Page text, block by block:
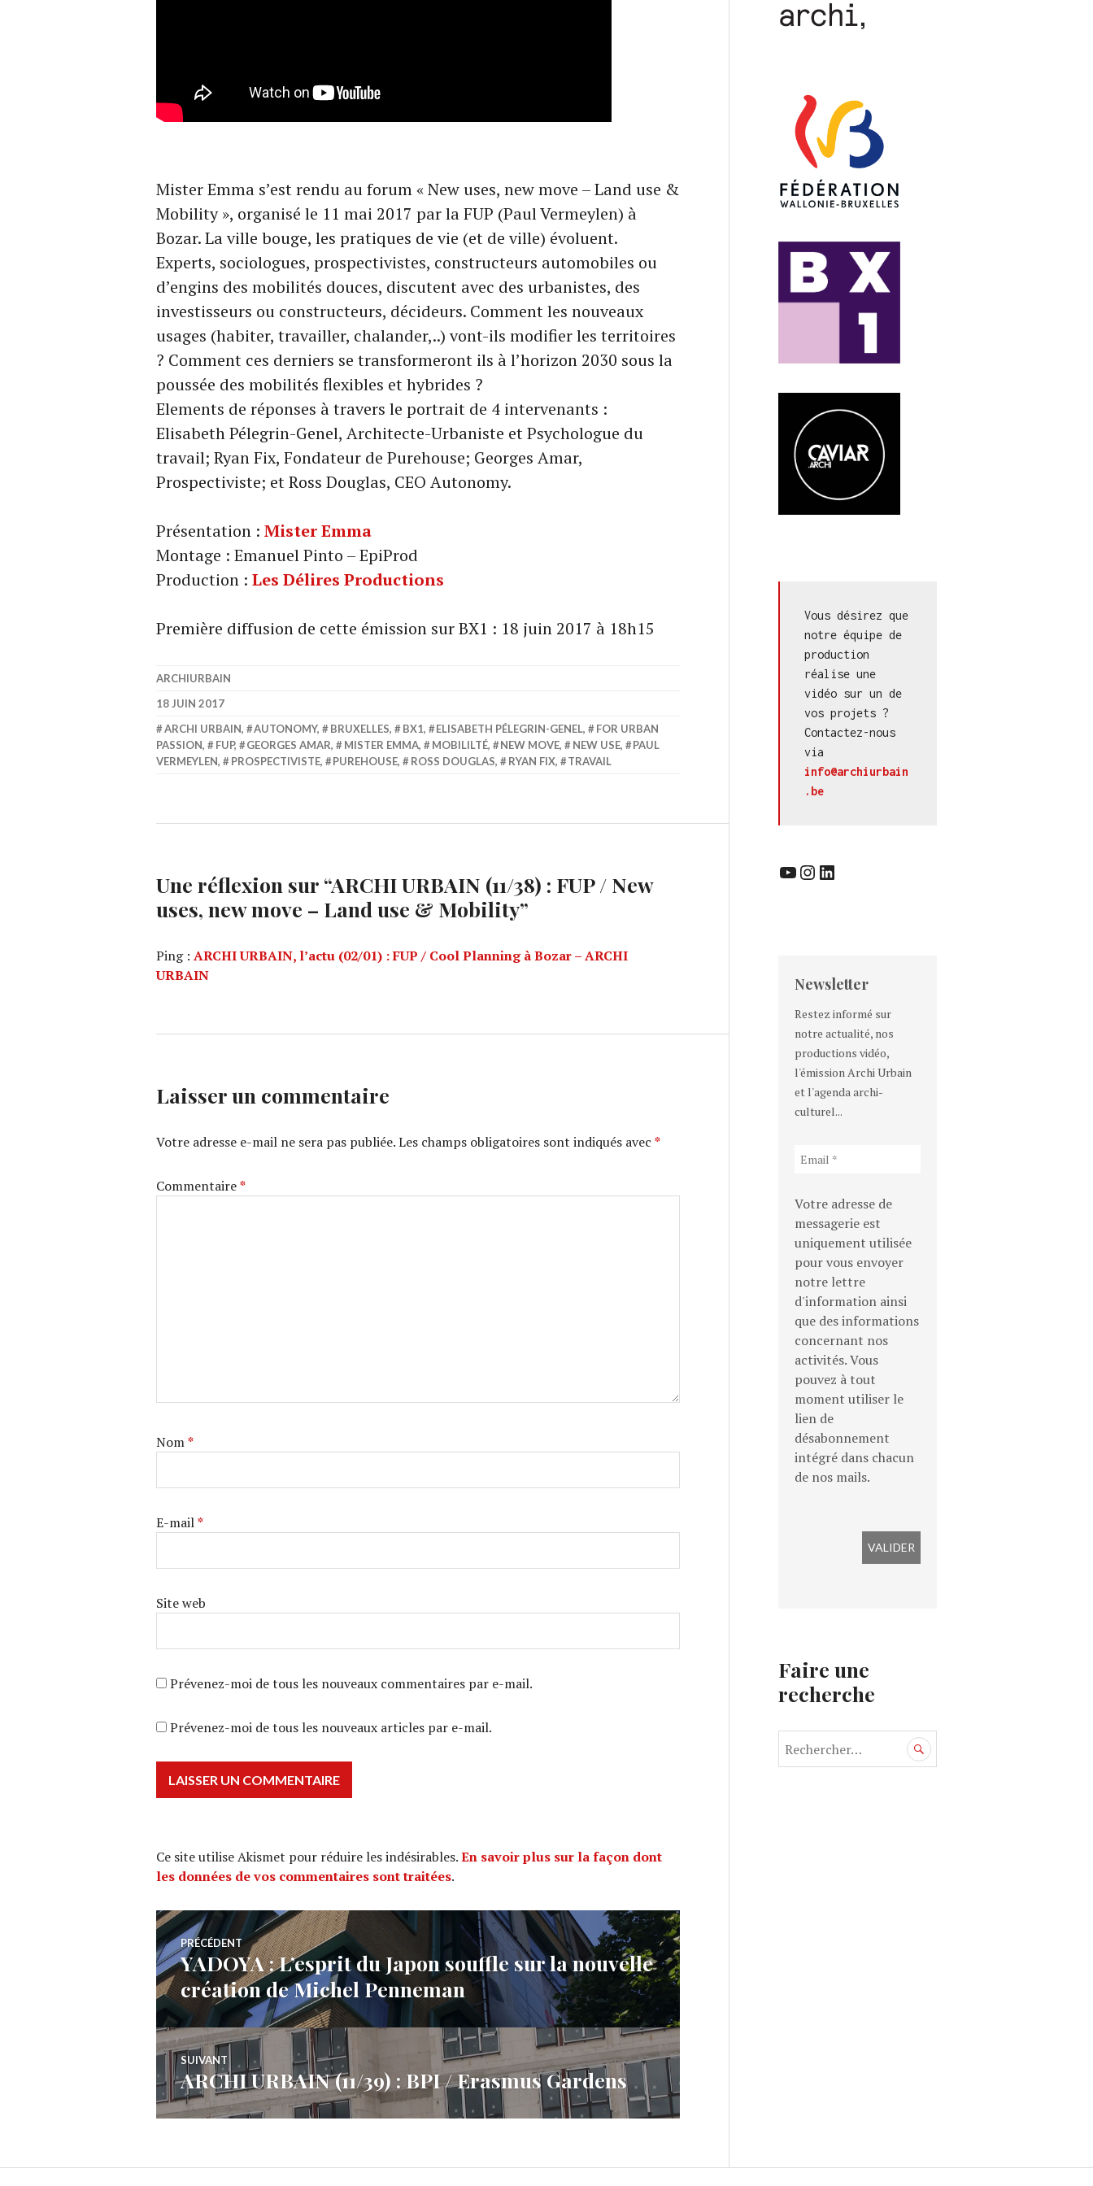
Mister Emma s’est rendu au forum « New uses, new move – Land use &
Mobility », organisé le 11 mai 2017 par la FUP (Paul Vermeylen) à
Bozar. La ville bouge, les pratiques de vie (et de ville) évoluent.
Experts, sociologues, prospectivistes, constructeurs automobiles ou
d’engins des mobilités douces, discutent avec des urbanistes, des
investisseurs ou constructeurs, décideurs. Comment les nouveaux
usages (habiter, travailler, chalander,..) vont-ils modifier les territoires
? Comment ces derniers se transformeront ils à l’horizon 2030 sous la
poussée des mobilités flexibles et hybrides ?
Elements de réponses à travers le portrait de 4 intervenants :
Elisabeth Pélegrin-Genel, Architecte-Urbaniste et Psychologue du
travail; Ryan Fix, Fondateur de Purehouse; Georges Amar,
Prospectiviste; et Ross Douglas, CEO Autonomy.
Présentation : Mister Emma
Montage : Emanuel Pinto – EpiProd
Production : Les Délires Productions
Première diffusion de cette émission sur BX1 : 18 juin 2017 à 18h15
ARCHIURBAIN
18 JUIN 2017
ARCHI URBAIN, AUTONOMY, BRUXELLES, BX1, ELISABETH PÉLEGRIN-GENEL,
FOR URBAN
PASSION, FUP, GEORGES AMAR, MISTER EMMA, MOBILILTÉ, NEW MOVE, NEW USE,
PAUL
VERMEYLEN, PROSPECTIVISTE, PUREHOUSE, ROSS DOUGLAS, RYAN FIX, TRAVAIL
Une réflexion sur “ARCHI URBAIN (11/38) : FUP / New
uses, new move – Land use & Mobility”
Ping : ARCHI URBAIN, l’actu (02/01) : FUP / Cool Planning à Bozar – ARCHI
URBAIN
Laisser un commentaire
Votre adresse e-mail ne sera pas publiée.Les champs obligatoires sont indiqués avec *
Commentaire*
Nom*
E-mail*
Site web
Prévenez-moi de tous les nouveaux commentaires par e-mail.
Prévenez-moi de tous les nouveaux articles par e-mail.
Ce site utilise Akismet pour réduire les indésirables.En savoir plus sur la façon dont
les données de vos commentaires sont traitées.
Navigation
de
l’article
PRÉCÉDENT
Article
précédent :
YADOYA : L’esprit du Japon souffle sur la nouvelle
création de Michel Penneman
SUIVANT
Article
Suivant:
ARCHI URBAIN (11/39) : BPI / Erasmus Gardens
Vous désirez que
notre équipe de
production
réalise une
vidéo sur un de
vos projets ?
Contactez-nous
info@archiurbain
.be
YouTube InstagramLinkedIn
Newsletter
Restez informé sur
notre actualité, nos
productions vidéo,
l'émission Archi Urbain
et l'agenda archi-
culturel...
Votre adresse de
messagerie est
uniquement utilisée
pour vous envoyer
notre lettre
d'information ainsi
que des informations
concernant nos
activités. Vous
pouvez à tout
moment utiliser le
lien de
désabonnement
intégré dans chacun
de nos mails.
Faire une
recherche